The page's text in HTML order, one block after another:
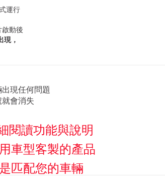
運行
動後
現，
現任何問題
會消失
閱讀功能與說明
車型客製的產品
匹配您的車輛